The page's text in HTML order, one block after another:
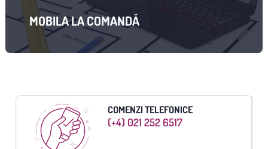
MOBILA LA COMANDĂ
COMENZI TELEFONICE
(+4) 021 252 6517